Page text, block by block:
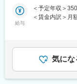
┗当社は完全週
ワークライフバ
昨日帰宅後に
お客様が急いで
【8：30】朝礼
朝礼でその日の
う技術職となり
メンテナンスス
【業務内容】
同社のフィール
分包機」や「リ
給与
＜予定年収＞
＜賃金内訳＞月
＞※給与詳細は
回■賞与：年2
経験7年賃金は
る可能性があり
気にな